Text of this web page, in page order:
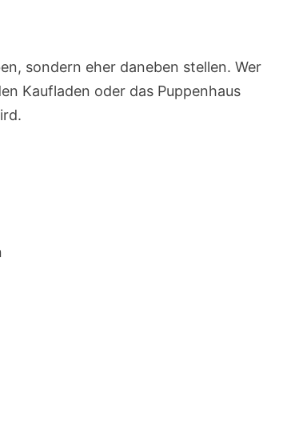
sondern eher daneben stellen. Wer
Kaufladen oder das Puppenhaus